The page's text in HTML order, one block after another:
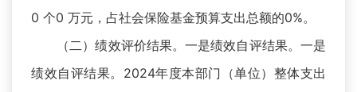
0 个0 万元，占社会保险基金预算支出总额的0%。
（二）绩效评价结果。一是绩效自评结果。一是
绩效自评结果。2024年度本部门（单位）整体支出